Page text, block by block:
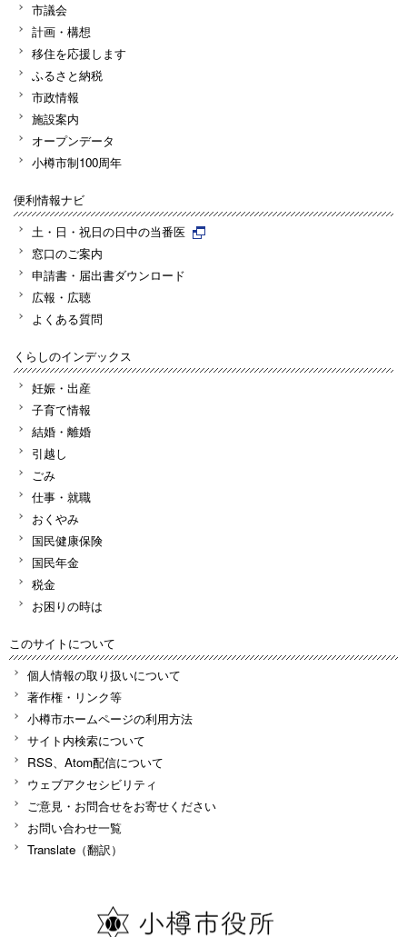
市議会
計画・構想
移住を応援します
ふるさと納税
市政情報
施設案内
オープンデータ
小樽市制100周年
便利情報ナビ
土・日・祝日の日中の当番医
窓口のご案内
申請書・届出書ダウンロード
広報・広聴
よくある質問
くらしのインデックス
妊娠・出産
子育て情報
結婚・離婚
引越し
ごみ
仕事・就職
おくやみ
国民健康保険
国民年金
税金
お困りの時は
このサイトについて
個人情報の取り扱いについて
著作権・リンク等
小樽市ホームページの利用方法
サイト内検索について
RSS、Atom配信について
ウェブアクセシビリティ
ご意見・お問合せをお寄せください
お問い合わせ一覧
Translate（翻訳）